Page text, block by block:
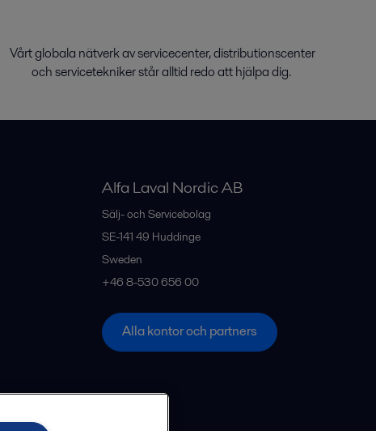
Vårt globala nätverk avservicecenter,distributionscenter
ochserviceteknikerståralltid redoatthjälpadig.
Alfa Laval Nordic AB
Sälj- och Servicebolag
SE-141 49 Huddinge
Sweden
+46 8-530 656 00
Alla kontor och partners